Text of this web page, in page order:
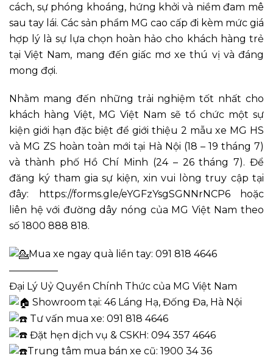
cách, sự phóng khoáng, hứng khởi và niềm đam mê
sau tay lái. Các sản phẩm MG cao cấp đi kèm mức giá
hợp lý là sự lựa chọn hoàn hảo cho khách hàng trẻ
tại Việt Nam, mang đến giấc mơ xe thú vị và đáng
mong đợi.
Nhằm mang đến những trải nghiệm tốt nhất cho
khách hàng Việt, MG Việt Nam sẽ tổ chức một sự
kiện giới hạn đặc biệt để giới thiệu 2 mẫu xe MG HS
và MG ZS hoàn toàn mới tại Hà Nội (18 – 19 tháng 7)
và thành phố Hồ Chí Minh (24 – 26 tháng 7). Để
đăng ký tham gia sự kiện, xin vui lòng truy cập tại
đây: https://forms.gle/eYGFzYsgSGNNrNCP6 hoặc
liên hệ với đường dây nóng của MG Việt Nam theo
số 1800 888 818.
Mua xe ngay quà liền tay: 091 818 4646
—————
Đại Lý Uỷ Quyền Chính Thức của MG Việt Nam
Showroom tại: 46 Láng Hạ, Đống Đa, Hà Nội
Tư vấn mua xe: 091 818 4646
Đặt hẹn dịch vụ & CSKH: 094 357 4646
Trung tâm mua bán xe cũ: 1900 34 36